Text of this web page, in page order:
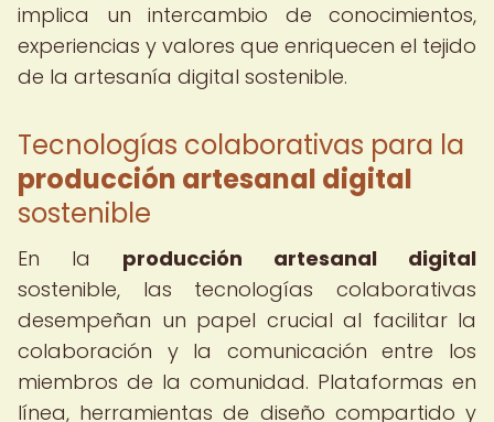
implica un intercambio de conocimientos,
experiencias y valores que enriquecen el tejido
de la artesanía digital sostenible.
Tecnologías colaborativas para la
producción artesanal digital
sostenible
En la producción artesanal digital
sostenible, las tecnologías colaborativas
desempeñan un papel crucial al facilitar la
colaboración y la comunicación entre los
miembros de la comunidad. Plataformas en
línea, herramientas de diseño compartido y